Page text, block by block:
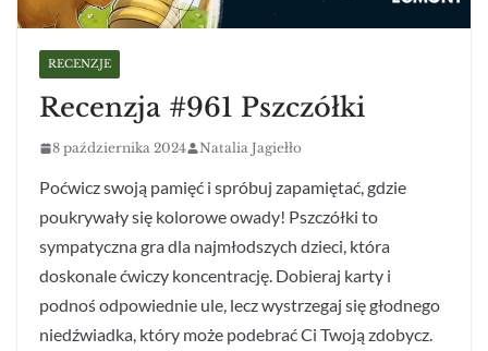
RECENZJE
Recenzja #961 Pszczółki
8 października 2024 Natalia Jagiełło
Poćwicz swoją pamięć i spróbuj zapamiętać, gdzie
poukrywały się kolorowe owady! Pszczółki to
sympatyczna gra dla najmłodszych dzieci, która
doskonale ćwiczy koncentrację. Dobieraj karty i
podnoś odpowiednie ule, lecz wystrzegaj się głodnego
niedźwiadka, który może podebrać Ci Twoją zdobycz.